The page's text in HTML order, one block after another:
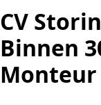
CV
Binnen
Monteur